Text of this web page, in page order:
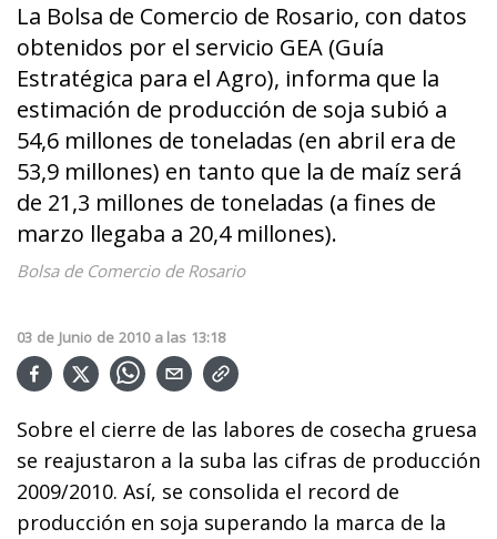
La Bolsa de Comercio de Rosario, con datos
obtenidos por el servicio GEA (Guía
Estratégica para el Agro), informa que la
estimación de producción de soja subió a
54,6 millones de toneladas (en abril era de
53,9 millones) en tanto que la de maíz será
de 21,3 millones de toneladas (a fines de
marzo llegaba a 20,4 millones).
Bolsa de Comercio de Rosario
03 de Junio de 2010 a las 13:18
Sobre el cierre de las labores de cosecha gruesa
se reajustaron a la suba las cifras de producción
2009/2010. Así, se consolida el record de
producción en soja superando la marca de la